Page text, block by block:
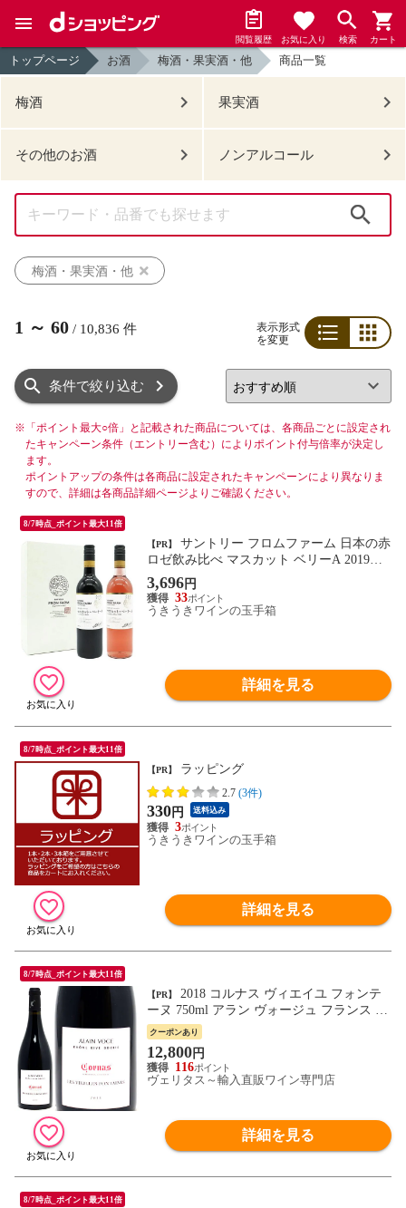
閲覧履歴 お気に入り 検索 カート
トップページ お酒 梅酒・果実酒・他 商品一覧
梅酒 果実酒
その他のお酒 ノンアルコール
梅酒・果実酒・他
1 ～ 60 / 10,836 件
表示形式
を変更
条件で絞り込む
※ 「ポイント最大○倍」と記載された商品については、各商品ごとに設定され
たキャンペーン条件（エントリー含む）によりポイント付与倍率が決定し
ます。
ポイントアップの条件は各商品に設定されたキャンペーンにより異なりま
すので、詳細は各商品詳細ページよりご確認ください。
8/7時点_ポイント最大11倍
【PR】
ロゼ飲み比べ マスカット ベリーA 2019＆
マスカット ベリーA 2021の飲み比べ 2本ワ
インセット
3,696円
33
うきうきワインの玉手箱
詳細を見る
8/7時点_ポイント最大11倍
【PR】 ラッピング
2.7 (3件)
330円 送料込み
3
うきうきワインの玉手箱
詳細を見る
8/7時点_ポイント最大11倍
【PR】
ーヌ 750ml アラン ヴォージュ フランス 赤
ワイン コク辛口 ワイン ^C0AVCF18^
クーポンあり
12,800円
116
ヴェリタス～輸入直販ワイン専門店
詳細を見る
8/7時点_ポイント最大11倍